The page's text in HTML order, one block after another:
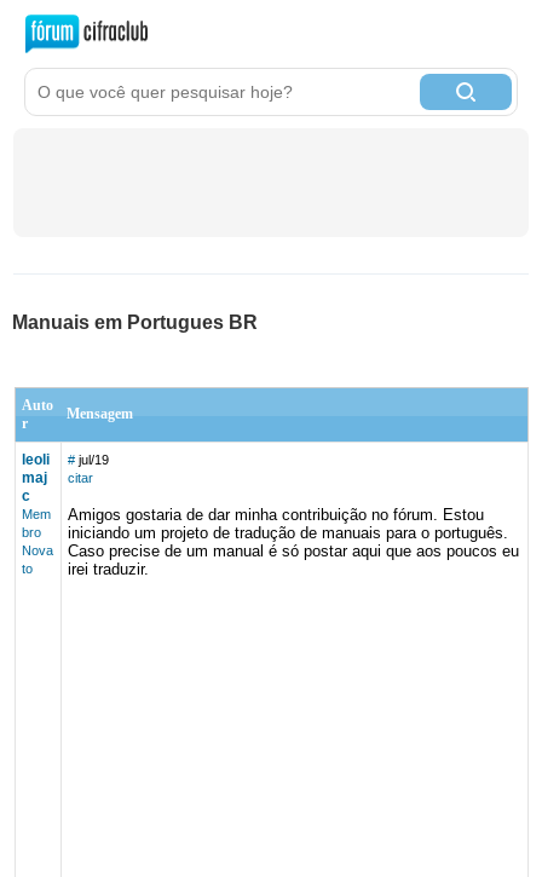
Manuais em Portugues BR
Auto
r
Mensagem
leoli
maj
c
Mem
bro
Nova
to
# jul/19
citar
Amigos gostaria de dar minha contribuição no fórum. Estou
iniciando um projeto de tradução de manuais para o português.
Caso precise de um manual é só postar aqui que aos poucos eu
irei traduzir.